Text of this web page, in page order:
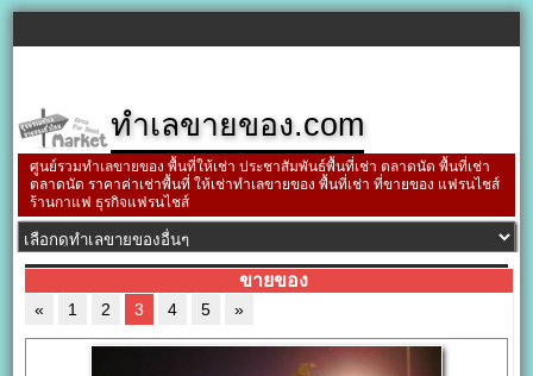
ทำเลขายของ.com
ศูนย์รวมทำเลขายของ พื้นที่ให้เช่า ประชาสัมพันธ์พื้นที่เช่า ตลาดนัด พื้นที่เช่า
ตลาดนัด ราคาค่าเช่าพื้นที่ ให้เช่าทำเลขายของ พื้นที่เช่า ที่ขายของ แฟรนไชส์
ร้านกาแฟ ธุรกิจแฟรนไชส์
ขายของ
« 1 2 3 4 5 »